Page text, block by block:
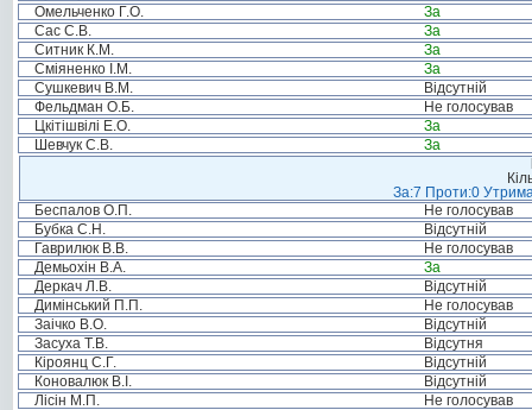
Омельченко Г.О.
За
Сас С.В.
За
Ситник К.М.
За
Сміяненко І.М.
За
Сушкевич В.М.
Відсутній
Фельдман О.Б.
Не голосував
Цкітішвілі Е.О.
За
Шевчук С.В.
За
За:7 Проти:0
Беспалов О.П.
Не голосував
Бубка С.Н.
Відсутній
Гаврилюк В.В.
Не голосував
Демьохін В.А.
За
Деркач Л.В.
Відсутній
Димінський П.П.
Не голосував
Заічко В.О.
Відсутній
Засуха Т.В.
Відсутня
Кіроянц С.Г.
Відсутній
Коновалюк В.І.
Відсутній
Лісін М.П.
Не голосував